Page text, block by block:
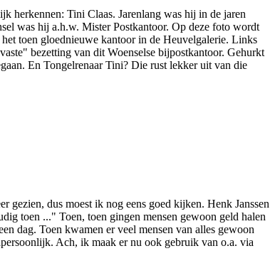
herkennen: Tini Claas. Jarenlang was hij in de jaren
was hij a.h.w. Mister Postkantoor. Op deze foto wordt
toen gloednieuwe kantoor in de Heuvelgalerie. Links
bezetting van dit Woenselse bijpostkantoor. Gehurkt
En Tongelrenaar Tini? Die rust lekker uit van die
dus moest ik nog eens goed kijken. Henk Janssen
toen ..." Toen, toen gingen mensen gewoon geld halen
dag. Toen kwamen er veel mensen van alles gewoon
Ach, ik maak er nu ook gebruik van o.a. via